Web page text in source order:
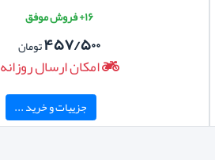
۱۶+ فروش موفق
۴۵۷/۵۰۰تومان
امکان ارسال روزانه
جزییات و خرید ...